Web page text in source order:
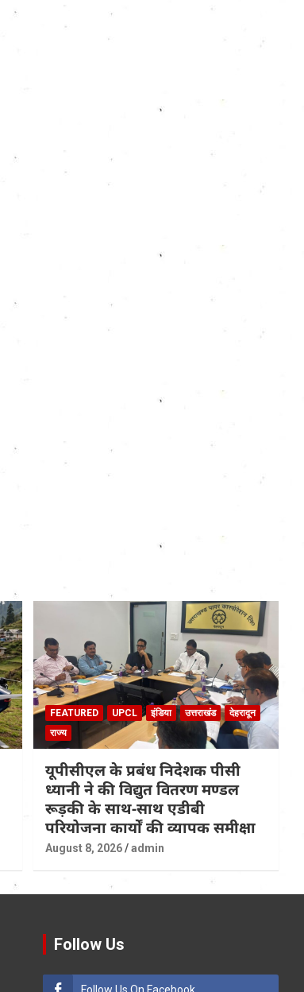
FEATURED UPCL इंडिया उत्तराखंड
देहरादून
राज्य
यूपीसीएल के प्रबंध निदेशक पीसी
ध्यानी ने की विद्युत वितरण मण्डल
रूड़की के साथ-साथ एडीबी
परियोजना कार्यों की व्यापक समीक्षा
August 8, 2026 admin
Follow Us